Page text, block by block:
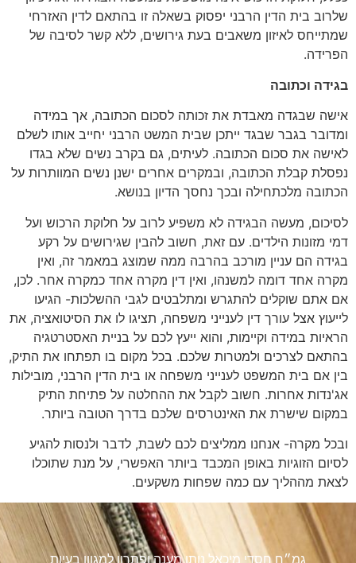
שלרוב בית הדין הרבני יפסוק בשאלה זו בהתאם לדין האזרחי
שמתייחס לאיזון משאבים בעת גירושים, ללא קשר לסיבה של
הפרידה.
בגידה וכתובה
אישה שבגדה מאבדת את זכותה לסכום הכתובה, אך במידה
ומדובר בגבר שבגד ייתכן שבית המשט הרבני יחייב אותו לשלם
לאישה את סכום הכתובה. לעיתים, גם בקרב נשים שלא בגדו
נפסלת קבלת הכתובה, ובמקרים אחרים ישנן נשים המוותרות על
הכתובה מלכתחילה ובכך נחסך הדיון בנושא.
לסיכום, מעשה הבגידה לא משפיע לרוב על חלוקת הרכוש ועל
דמי מזונות הילדים. עם זאת, חשוב להבין שגירושים על רקע
בגידה הם עניין מורכב בהרבה ממה שמוצג במאמר זה, ואין
מקרה אחד דומה למשנהו, ואין דין מקרה אחד כמקרה אחר. לכן,
אם אתם שוקלים להתגרש ומתלבטים לגבי ההשלכות- הגיעו
לייעוץ אצל עורך דין לענייני משפחה, תציגו לו את הסיטואציה, את
הראיות במידה וקיימות, והוא ייעץ לכם על בניית האסטרטגיה
בהתאם לצרכים ולמטרות שלכם. בכל מקום בו תפתחו את התיק,
בין אם בית המשפט לענייני משפחה או בית הדין הרבני, מובילות
אג'נדות אחרות. חשוב לקבל את ההחלטה על פתיחת התיק
במקום שישרת את האינטרסים שלכם בדרך הטובה ביותר.
ובכל מקרה- אנחנו ממליצים לכם לשבת, לדבר ולנסות להגיע
לסיום הזוגיות באופן המכבד ביותר האפשרי, על מנת שתוכלו
לצאת מההליך עם כמה שפחות משקעים.
גמ״ח חסדי מיכאל נותן מענה ופתרון למגוון בעיות